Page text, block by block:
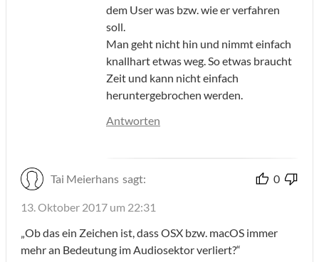
dem User was bzw. wie er verfahren
soll.
Man geht nicht hin und nimmt einfach
knallhart etwas weg. So etwas braucht
Zeit und kann nicht einfach
heruntergebrochen werden.
Antworten
Tai Meierhans sagt: 0
13. Oktober 2017 um 22:31
„Ob das ein Zeichen ist, dass OSX bzw. macOS immer
mehr an Bedeutung im Audiosektor verliert?“